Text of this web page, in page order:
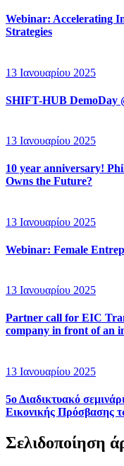
Webinar: Accelerating
Strategies
13 Ιανουαρίου 2025
SHIFT-HUB DemoDay
13 Ιανουαρίου 2025
10 year anniversary!
Owns the Future?
13 Ιανουαρίου 2025
Webinar: Female
13 Ιανουαρίου 2025
Partner call for EIC
company in front of an
13 Ιανουαρίου 2025
5ο Διαδικτυακό
Εικονικής Πρόσβασης
Σελιδοποίηση